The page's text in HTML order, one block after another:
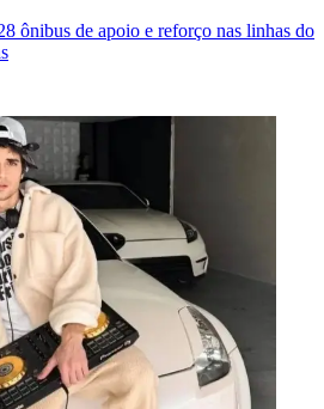
ônibus de apoio e reforço nas linhas do